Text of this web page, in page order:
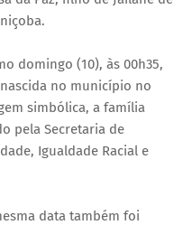
domingo (10), às 00h35,
no município no
simbólica, a família
pela Secretaria de
Igualdade Racial e
data também foi